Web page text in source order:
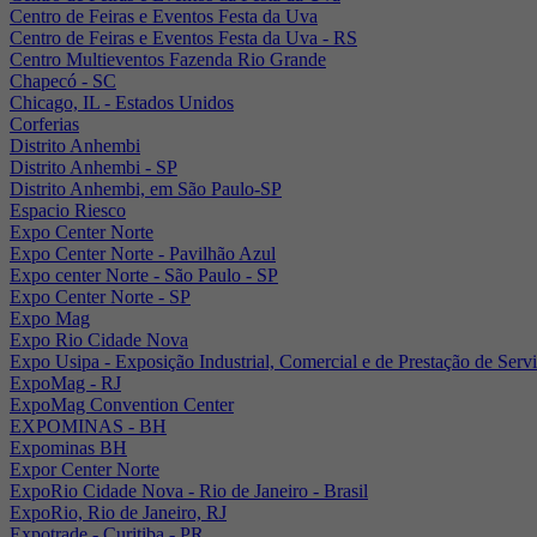
Centro de Feiras e Eventos Festa da Uva
Centro de Feiras e Eventos Festa da Uva - RS
Centro Multieventos Fazenda Rio Grande
Chapecó - SC
Chicago, IL - Estados Unidos
Corferias
Distrito Anhembi
Distrito Anhembi - SP
Distrito Anhembi, em São Paulo-SP
Espacio Riesco
Expo Center Norte
Expo Center Norte - Pavilhão Azul
Expo center Norte - São Paulo - SP
Expo Center Norte - SP
Expo Mag
Expo Rio Cidade Nova
Expo Usipa - Exposição Industrial, Comercial e de Prestação de
ExpoMag - RJ
ExpoMag Convention Center
EXPOMINAS - BH
Expominas BH
Expor Center Norte
ExpoRio Cidade Nova - Rio de Janeiro - Brasil
ExpoRio, Rio de Janeiro, RJ